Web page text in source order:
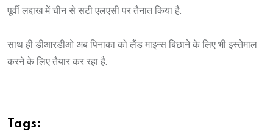
पूर्वी लद्दाख में चीन से सटी एलएसी पर तैनात किया है.
साथ ही डीआरडीओ अब पिनाका को लैंड माइन्स बिछाने के लिए भी इस्तेमाल
करने के लिए तैयार कर रहा है.
Tags: